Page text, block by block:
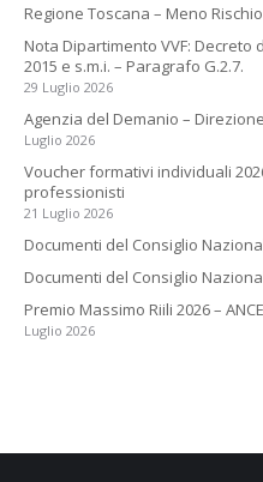
Regione Toscana – Meno
Nota Dipartimento VVF: Decreto
2015 e s.m.i. – Paragrafo G.2.7.
29 Luglio 2026
Agenzia del Demanio –
Luglio 2026
Voucher formativi individuali
professionisti
21 Luglio 2026
Documenti del Consiglio
Documenti del Consiglio
Premio Massimo Riili 2026 –
Luglio 2026